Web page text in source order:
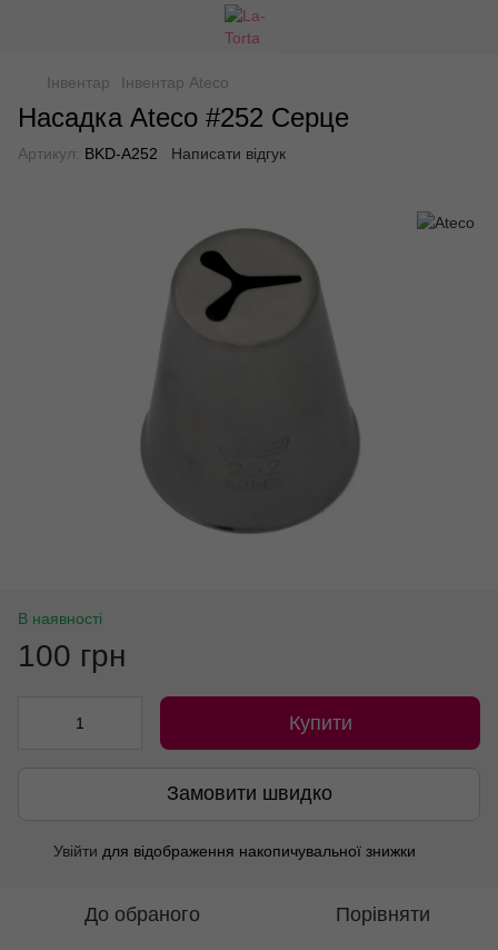
Інвентар Інвентар Ateco
Насадка Ateco #252 Серце
Артикул: BKD-A252 Написати відгук
В наявності
100 грн
Купити
Замовити швидко
Увійти для відображення накопичувальної знижки
До обраного Порівняти